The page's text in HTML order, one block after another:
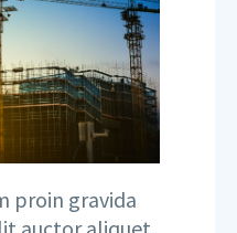
proin gravida